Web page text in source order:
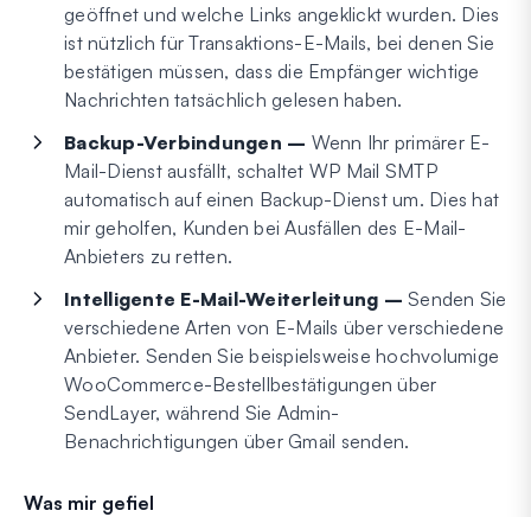
geöffnet und welche Links angeklickt wurden. Dies
ist nützlich für Transaktions-E-Mails, bei denen Sie
bestätigen müssen, dass die Empfänger wichtige
Nachrichten tatsächlich gelesen haben.
Backup-Verbindungen – Wenn Ihr primärer E-
Mail-Dienst ausfällt, schaltet WP Mail SMTP
automatisch auf einen Backup-Dienst um. Dies hat
mir geholfen, Kunden bei Ausfällen des E-Mail-
Anbieters zu retten.
Intelligente E-Mail-Weiterleitung – Senden Sie
verschiedene Arten von E-Mails über verschiedene
Anbieter. Senden Sie beispielsweise hochvolumige
WooCommerce-Bestellbestätigungen über
SendLayer, während Sie Admin-
Benachrichtigungen über Gmail senden.
Was mir gefiel